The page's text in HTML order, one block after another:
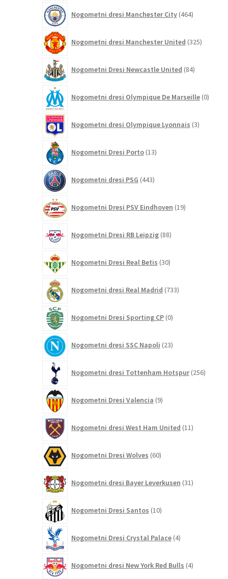
Nogometni dresi Manchester City 464izdelkov
Nogometni dresi Manchester United 325izdelkov
Nogometni Dresi Newcastle United 84izdelkov
Nogometni dresi Olympique De Marseille 0
Nogometni dresi Olympique Lyonnais 3izdelki
Nogometni Dresi Porto 13izdelkov
Nogometni dresi PSG 443izdelkov
Nogometni Dresi PSV Eindhoven 19izdelkov
Nogometni Dresi RB Leipzig 88izdelkov
Nogometni Dresi Real Betis 30izdelkov
Nogometni dresi Real Madrid 733izdelkov
Nogometni Dresi Sporting CP 0izdelkov
Nogometni dresi SSC Napoli 23izdelkov
Nogometni dresi Tottenham Hotspur 256
Nogometni Dresi Valencia 9izdelkov
Nogometni dresi West Ham United 11izdelkov
Nogometni Dresi Wolves 60izdelkov
Nogometni dresi Bayer Leverkusen 31izdelkov
Nogometni Dresi Santos 10izdelkov
Nogometni Dresi Crystal Palace 4izdelki
Nogometni dresi New York Red Bulls 4izdelki